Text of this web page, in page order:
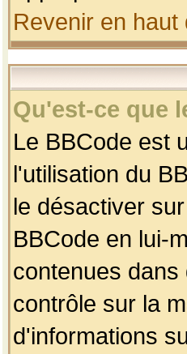
Revenir en haut
Qu'est-ce que
Le BBCode est
l'utilisation du
le désactiver
BBCode en lui-
contenues
contrôle sur la
d'informations